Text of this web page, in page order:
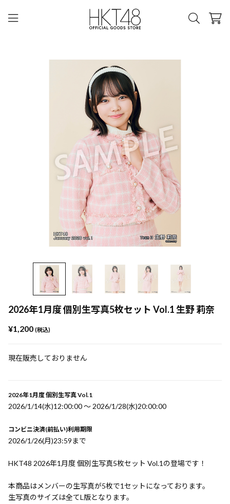
2026年1月度 個別生写真5枚セット Vol.1 生野 莉奈
¥1,200 (税込)
現在販売しておりません
2026年1月度 個別生写真 Vol.1
2026/1/14(水)12:00:00 〜 2026/1/28(水)20:00:00
コンビニ決済(前払い)利用期限
2026/1/26(月)23:59まで
HKT48 2026年1月度 個別生写真5枚セット Vol.1の登場です！
本商品はメンバーの生写真が5枚で1セットになっております。
生写真のサイズは全てL版となります。